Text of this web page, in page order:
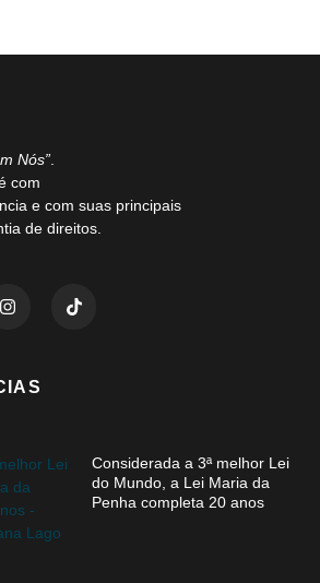
Nós”
com
e com suas principais
de direitos.
Considerada a 3ª melhor Lei
do Mundo, a Lei Maria da
Penha completa 20 anos